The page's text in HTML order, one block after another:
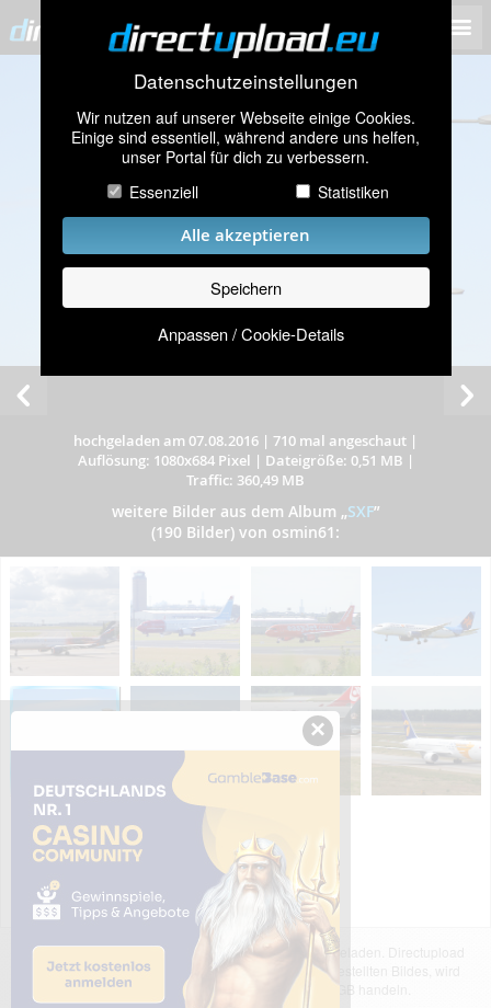
Datenschutzeinstellungen
Wir nutzen auf unserer Webseite einige Cookies.
Einige sind essentiell, während andere uns helfen,
unser Portal für dich zu verbessern.
Essenziell
Statistiken
Alle akzeptieren
Speichern
Anpassen / Cookie-Details
hochgeladen am 07.08.2016 | 710 mal angeschaut |
Auflösung: 1080x684 Pixel | Dateigröße: 0,51 MB |
Traffic: 360,49 MB
weitere Bilder aus dem Album „SXF”
(190 Bilder) von osmin61:
Das dargestellte Bild wurde von einem Nutzer hochgeladen. Directupload
übernimmt keinerlei Haftung für den Inhalt des dargestellten Bildes, wird
jedoch bei Verstößen nach §2(3) unserer AGB handeln.
×